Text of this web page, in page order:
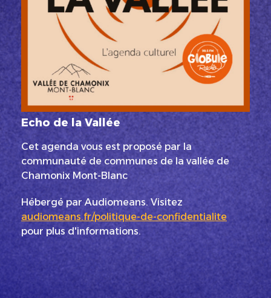
Echo de la Vallée
Cet agenda vous est proposé par la
communauté de communes de la vallée de
Chamonix Mont-Blanc
Hébergé par Audiomeans. Visitez
audiomeans.fr/politique-de-confidentialite
pour plus d'informations.